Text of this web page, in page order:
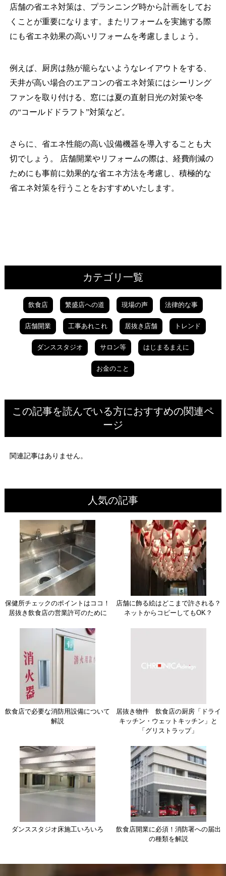
店舗の省エネ対策は、プランニング時から計画をしてお
くことが重要になります。またリフォームを実施する際
にも省エネ効果の高いリフォームを考慮しましょう。
例えば、厨房は熱が籠らないようなレイアウトをする、
天井が高い場合のエアコンの省エネ対策にはシーリング
ファンを取り付ける、窓には夏の直射日光の対策や冬
の“コールドドラフト”対策など。
さらに、省エネ性能の高い設備機器を導入することも大
切でしょう。 店舗開業やリフォームの際は、経費削減の
ためにも事前に効果的な省エネ方法を考慮し、積極的な
省エネ対策を行うことをおすすめいたします。
カテゴリ一覧
飲食店 繁盛店への道 現場の声 法律的な事
店舗開業 工事あれこれ 居抜き店舗 トレンド
ダンススタジオ サロン等 はじまるまえに
お金のこと
この記事を読んでいる方におすすめの関連ペ
ージ
関連記事はありません。
人気の記事
保健所チェックのポイントはココ！
居抜き飲食店の営業許可のために
店舗に飾る絵はどこまで許される？
ネットからコピーしてもOK？
飲食店で必要な消防用設備について
解説
居抜き物件 飲食店の厨房「ドライ
キッチン・ウェットキッチン」と
「グリストラップ」
ダンススタジオ床施工いろいろ
飲食店開業に必須！消防署への届出
の種類を解説